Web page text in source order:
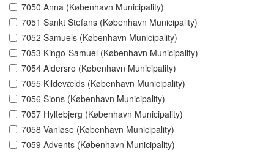
7050 Anna (København Municipality)
7051 Sankt Stefans (København Municipality)
7052 Samuels (København Municipality)
7053 Kingo-Samuel (København Municipality)
7054 Aldersro (København Municipality)
7055 Kildevælds (København Municipality)
7056 Sions (København Municipality)
7057 Hyltebjerg (København Municipality)
7058 Vanløse (København Municipality)
7059 Advents (København Municipality)